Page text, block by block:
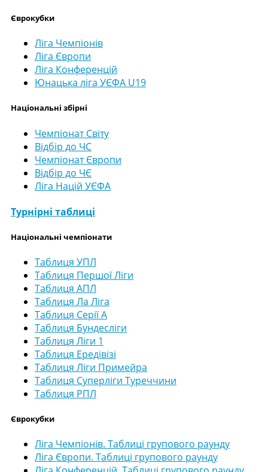
Єврокубки
Ліга Чемпіонів
Ліга Європи
Ліга Конференцій
Юнацька ліга УЄФА U19
Національні збірні
Чемпіонат Світу
Відбір до ЧС
Чемпіонат Європи
Відбір до ЧЄ
Ліга Націй УЄФА
Турнірні таблиці
Національні чемпіонати
Таблиця УПЛ
Таблиця Першої Ліги
Таблиця АПЛ
Таблиця Ла Ліга
Таблиця Серії А
Таблиця Бундесліги
Таблиця Ліги 1
Таблиця Ередівізі
Таблиця Ліги Примейра
Таблиця Суперліги Туреччини
Таблиця РПЛ
Єврокубки
Ліга Чемпіонів. Таблиці групового раунду
Ліга Європи. Таблиці групового раунду